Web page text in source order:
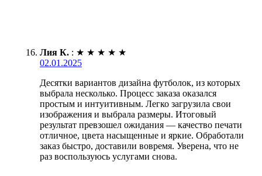
Лия К. : ★ ★ ★ ★ ★
02.01.2025
Десятки вариантов дизайна футболок, из которых
выбрала несколько. Процесс заказа оказался
простым и интуитивным. Легко загрузила свои
изображения и выбрала размеры. Итоговый
результат превзошел ожидания — качество печати
отличное, цвета насыщенные и яркие. Обработали
заказ быстро, доставили вовремя. Уверена, что не
раз воспользуюсь услугами снова.